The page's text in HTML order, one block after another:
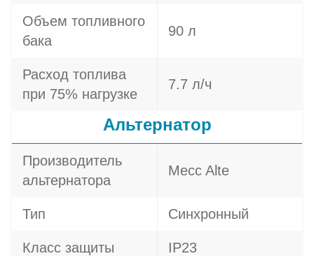
Объем топливного
бака
90 л
Расход топлива
при 75% нагрузке
7.7 л/ч
Альтернатор
Производитель
альтернатора
Mecc Alte
Тип Синхронный
Класс защиты IP23